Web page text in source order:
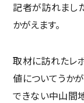
記者が訪れまし
かがえます。
取材に訪れたレ
値についてうか
できない中山間